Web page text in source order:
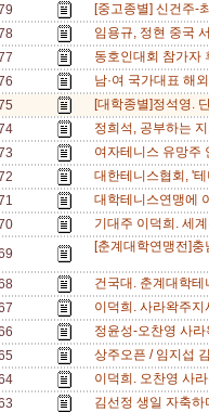
[중고종별] 신건주-
임용규, 정현 중국
동호인대회 참가자
남·여 국가대표 해
[대학종별]정석영.
정희석, 공부하는
여자테니스 유망주
대한테니스협회, '
대학테니스연맹에
기대주 이덕희. 세
[춘계대학연맹전]
건국대. 춘계대학
이덕희. 사라왁주
정윤성-오찬영 사
상주오픈 / 임지섭
이덕희. 오찬영 사
김선정 생일 자축